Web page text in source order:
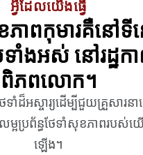
អ្វីដែលយើងធ្វើ
មារគឺនៅទីនេះ
ទាំងអស់ នៅរដ្ឋ
ពិភពលោក។
ដ៏អស្ចារ្យដើម្បីជួយគ្រួសារន
ម្អប្រព័ន្ធថែទាំសុខភាពរបស់យ
ឡើង។